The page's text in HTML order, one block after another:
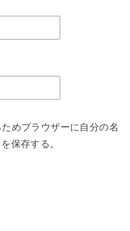
めブラウザーに自分の名
保存する。